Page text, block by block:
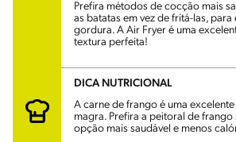
Prefira métodos de cocção mais
as batatas em vez de fritá-las,
gordura. A Air Fryer é uma
textura perfeita!
DICA NUTRICIONAL
A carne de frango é uma
magra. Prefira a peitoral de frango
opção mais saudável e menos